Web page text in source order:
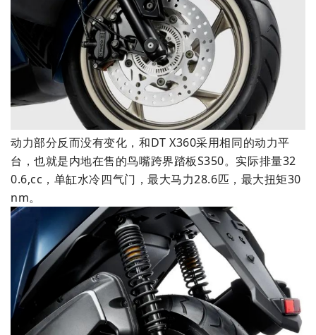
动力部分反而没有变化，和DT X360采用相同的动力平
台，也就是内地在售的鸟嘴跨界踏板S350。实际排量32
0.6,cc，单缸水冷四气门，最大马力28.6匹，最大扭矩30
nm。